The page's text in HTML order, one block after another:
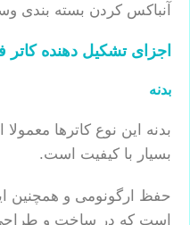
آنباکس کردن بسته بندی
اجزای تشکیل دهنده
بدنه
بدنه این نوع کاترها
بسیار با کیفیت است.
حفظ ارگونومی و همچنین
است که در ساخت و طراحی